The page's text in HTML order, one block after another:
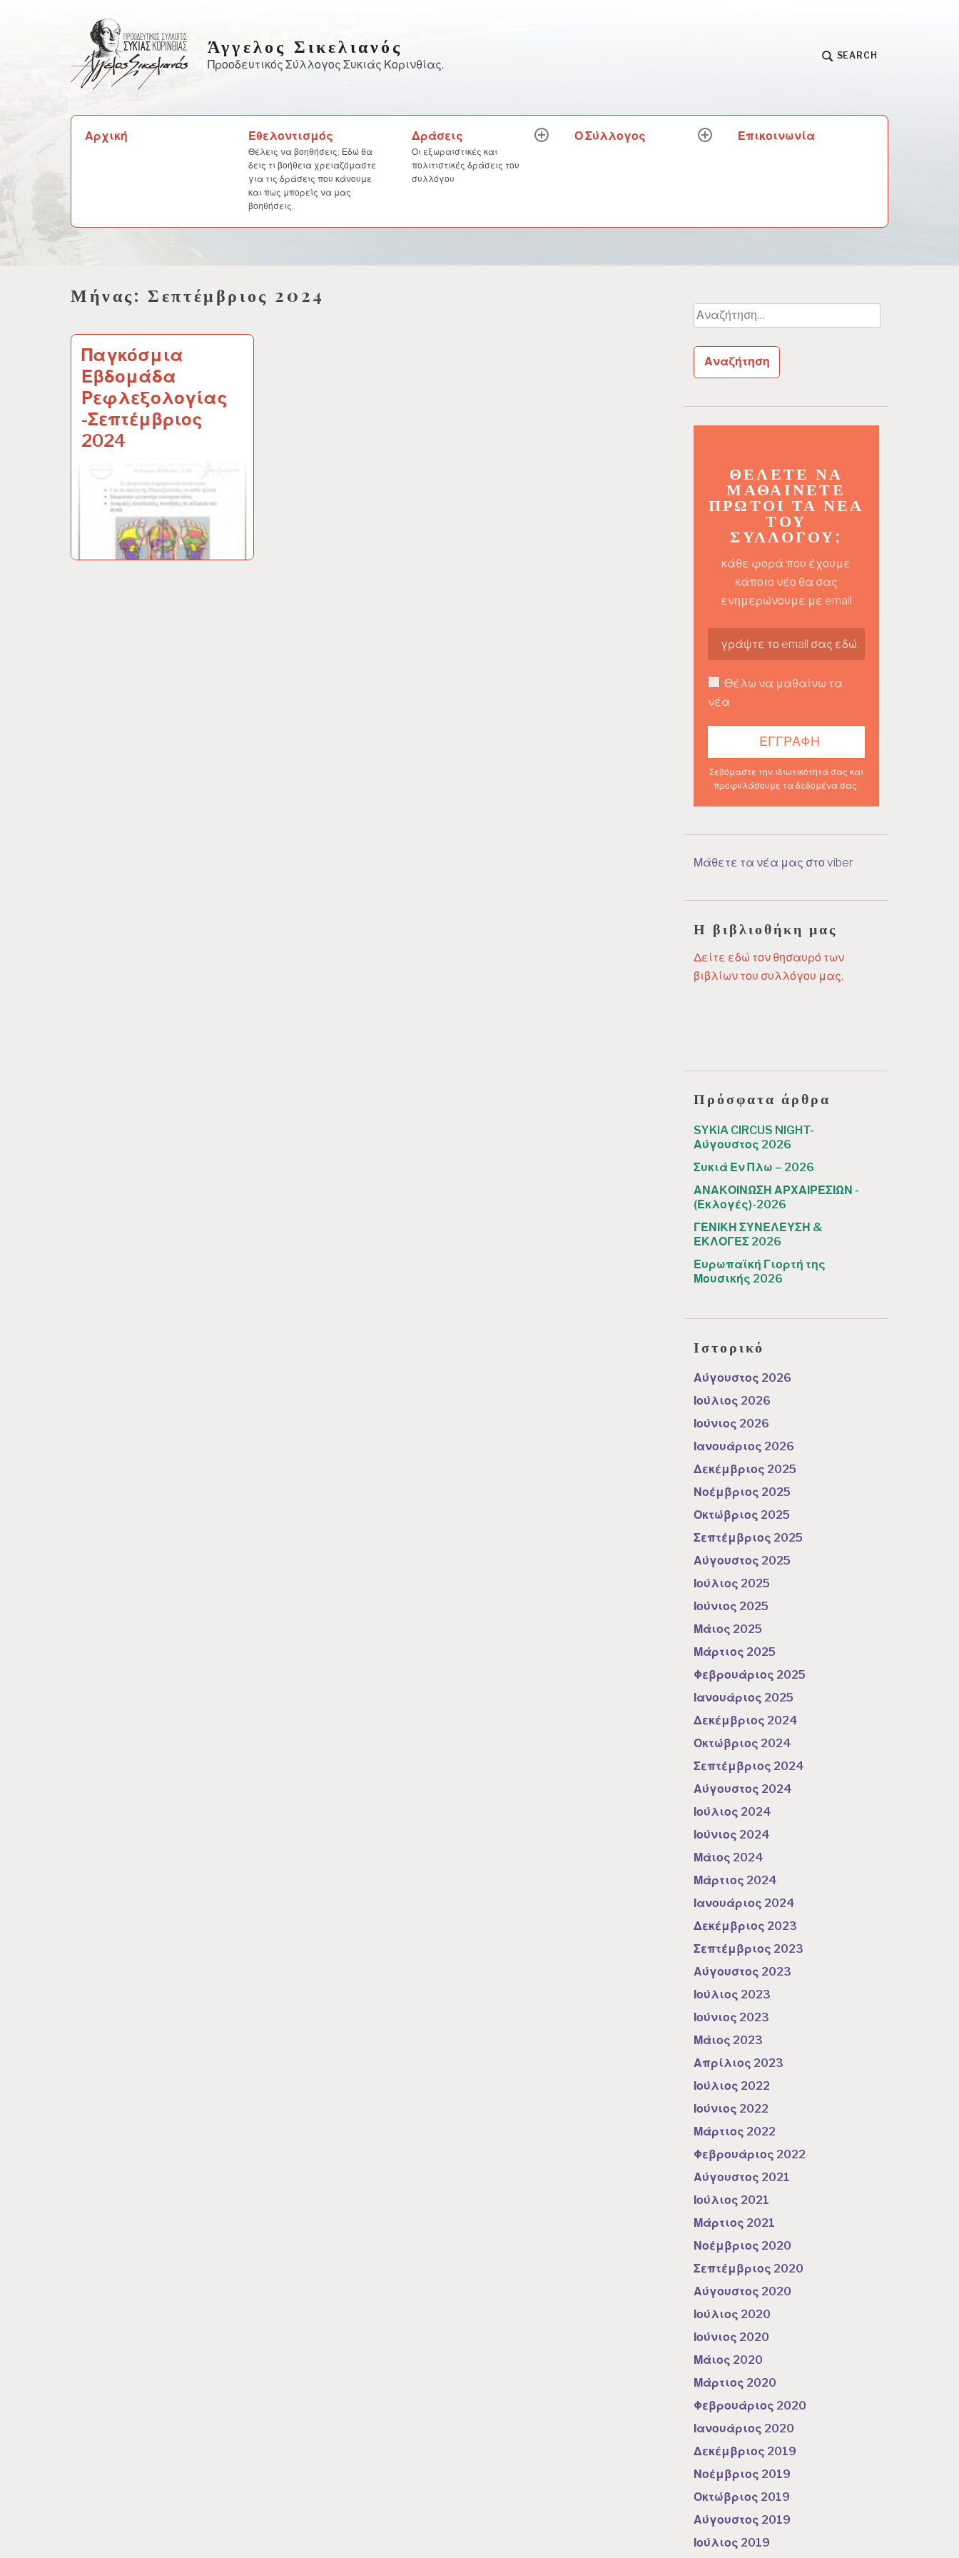
Άγγελος Σικελιανός
Προοδευτικός Σύλλογος Συκιάς Κορινθίας.
SEARCH
Αρχική Εθελοντισμός
Θέλεις να βοηθήσεις; Εδώ θα
δεις τι βοήθεια χρειαζόμαστε
για τις δράσεις που κάνουμε
και πως μπορείς να μας
βοηθήσεις.
Δράσεις
Οι εξωραιστικές και
πολιτιστικές δράσεις του
συλλόγου
expandΟ Σύλλογος
expandΕπικοινωνία
Μήνας:Σεπτέμβριος 2024
Παγκόσμια
Εβδομάδα
Ρεφλεξολογίας
-Σεπτέμβριος
2024
Αναζήτηση
για:
ΘΈΛΕΤΕ ΝΑ
ΜΑΘΑΊΝΕΤΕ
ΠΡΏΤΟΙ ΤΑ ΝΈΑ
ΤΟΥ
ΣΥΛΛΌΓΟΥ;
κάθε φορά που έχουμε
κάποιο νέο θα σας
ενημερώνουμε με email
Θέλω να μαθαίνω τα
νέα
Σεβόμαστε την ιδιωτικότητά σας και
προφυλάσουμε τα δεδομένα σας.
Μάθετε τα νέα μας στο viber
Η βιβλιοθήκη μας
Δείτε εδώ τον θησαυρό των
βιβλίων του συλλόγου μας.
Πρόσφατα άρθρα
SYKIA CIRCUS NIGHT-
Αύγουστος 2026
Συκιά Εν Πλω – 2026
ΑΝΑΚΟΙΝΩΣΗ ΑΡΧΑΙΡΕΣΙΩΝ -
(Εκλογές)-2026
ΓΕΝΙΚΗ ΣΥΝΕΛΕΥΣΗ &
ΕΚΛΟΓΕΣ 2026
Ευρωπαϊκή Γιορτή της
Μουσικής 2026
Ιστορικό
Αύγουστος 2026
Ιούλιος 2026
Ιούνιος 2026
Ιανουάριος 2026
Δεκέμβριος 2025
Νοέμβριος 2025
Οκτώβριος 2025
Σεπτέμβριος 2025
Αύγουστος 2025
Ιούλιος 2025
Ιούνιος 2025
Μάιος 2025
Μάρτιος 2025
Φεβρουάριος 2025
Ιανουάριος 2025
Δεκέμβριος 2024
Οκτώβριος 2024
Σεπτέμβριος 2024
Αύγουστος 2024
Ιούλιος 2024
Ιούνιος 2024
Μάιος 2024
Μάρτιος 2024
Ιανουάριος 2024
Δεκέμβριος 2023
Σεπτέμβριος 2023
Αύγουστος 2023
Ιούλιος 2023
Ιούνιος 2023
Μάιος 2023
Απρίλιος 2023
Ιούλιος 2022
Ιούνιος 2022
Μάρτιος 2022
Φεβρουάριος 2022
Αύγουστος 2021
Ιούλιος 2021
Μάρτιος 2021
Νοέμβριος 2020
Σεπτέμβριος 2020
Αύγουστος 2020
Ιούλιος 2020
Ιούνιος 2020
Μάιος 2020
Μάρτιος 2020
Φεβρουάριος 2020
Ιανουάριος 2020
Δεκέμβριος 2019
Νοέμβριος 2019
Οκτώβριος 2019
Αύγουστος 2019
Ιούλιος 2019